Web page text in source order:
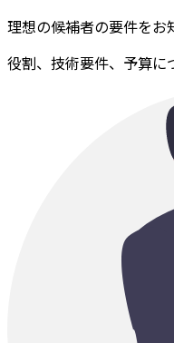
理想の候補者の要件をお
役割、技術要件、予算に